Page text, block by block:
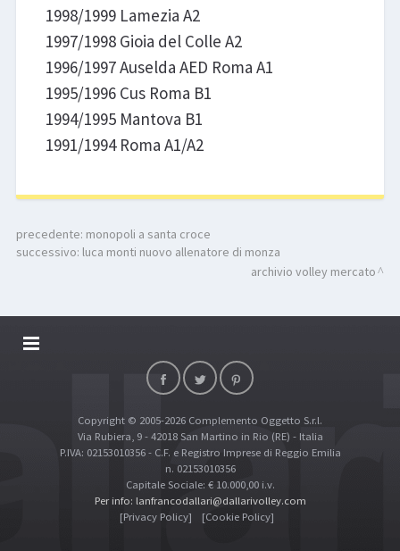
1998/1999 Lamezia A2
1997/1998 Gioia del Colle A2
1996/1997 Auselda AED Roma A1
1995/1996 Cus Roma B1
1994/1995 Mantova B1
1991/1994 Roma A1/A2
precedente: monopoli a santa croce
successivo: luca monti nuovo allenatore di monza
archivio volley mercato
DALLARIVOLLEY SOSTIENE
TOP RICERCHE
SITE MAP
Copyright © 2005-2026 Complemento Oggetto S.r.l.
Via Rubiera, 9 - 42018 San Martino in Rio (RE) - Italia
P.IVA: 02153010356 - C.F. e Registro Imprese di Reggio Emilia
n. 02153010356
Capitale Sociale: € 10.000,00 i.v.
Per info: lanfrancodallari@dallarivolley.com
[Privacy Policy]
[Cookie Policy]